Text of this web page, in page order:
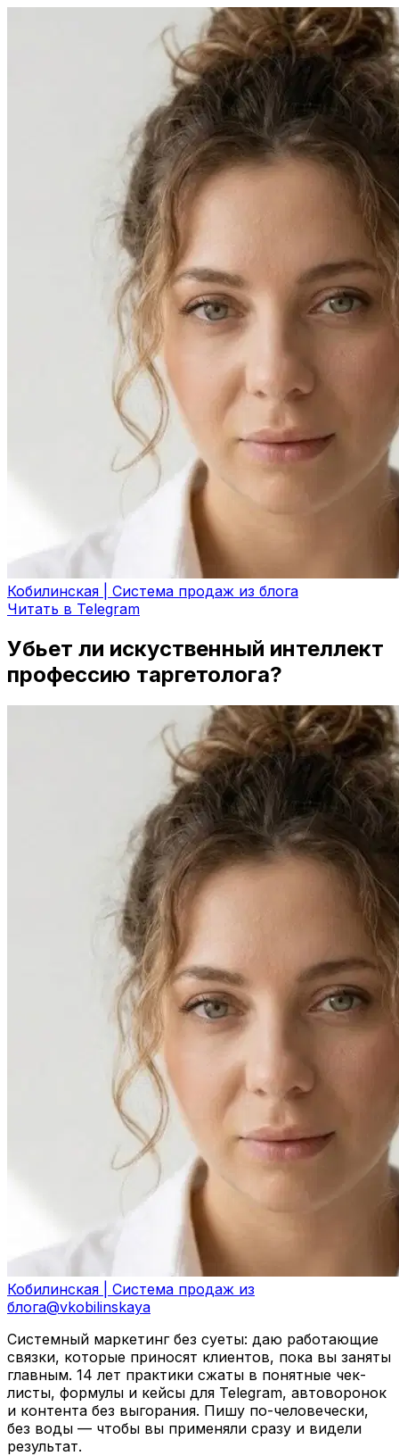
Кобилинская | Система продаж из блога
Читать в Telegram
Убьет ли искуственный интеллект
профессию таргетолога?
Кобилинская | Система продаж из
блога@vkobilinskaya
Системный маркетинг без суеты: даю работающие
связки, которые приносят клиентов, пока вы заняты
главным. 14 лет практики сжаты в понятные чек-
листы, формулы и кейсы для Telegram, автоворонок
и контента без выгорания. Пишу по-человечески,
без воды — чтобы вы применяли сразу и видели
результат.